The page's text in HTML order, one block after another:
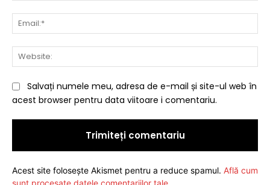
Salvați numele meu, adresa de e-mail și site-ul web în
acest browser pentru data viitoare i comentariu.
Acest site folosește Akismet pentru a reduce spamul. Află cum
sunt procesate datele comentariilor tale